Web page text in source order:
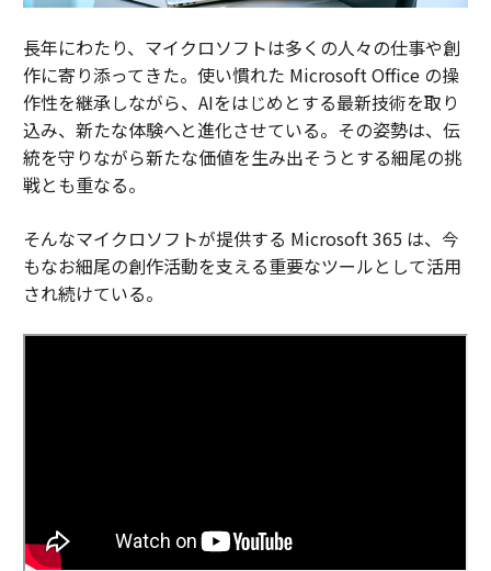
長年にわたり、マイクロソフトは多くの人々の仕事や創
作に寄り添ってきた。使い慣れた Microsoft Office の操
作性を継承しながら、AIをはじめとする最新技術を取り
込み、新たな体験へと進化させている。その姿勢は、伝
統を守りながら新たな価値を生み出そうとする細尾の挑
戦とも重なる。
そんなマイクロソフトが提供する Microsoft 365 は、今
もなお細尾の創作活動を支える重要なツールとして活用
され続けている。